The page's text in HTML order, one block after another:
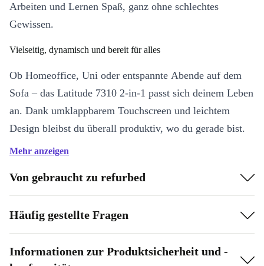
Arbeiten und Lernen Spaß, ganz ohne schlechtes
Gewissen.
Vielseitig, dynamisch und bereit für alles
Ob Homeoffice, Uni oder entspannte Abende auf dem
Sofa – das Latitude 7310 2-in-1 passt sich deinem Leben
an. Dank umklappbarem Touchscreen und leichtem
Design bleibst du überall produktiv, wo du gerade bist.
Schreibe E-Mails, halte Videokonferenzen oder genieße
Multitasking, Tabellen, Präsentationen und kreative Projekte.
Notebook oder im Tablet-Modus – perfekt für Notizen,
Mehr anzeigen
Von gebraucht zu refurbed
Häufig gestellte Fragen
Informationen zur Produktsicherheit und -